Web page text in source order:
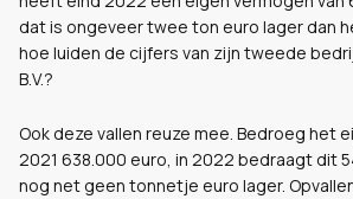
dat is ongeveer twee ton euro lager dan
hoe luiden de cijfers van zijn tweede
B.V.?
Ook deze vallen reuze mee. Bedroeg het
2021 638.000 euro, in 2022 bedraagt dit
nog net geen tonnetje euro lager.